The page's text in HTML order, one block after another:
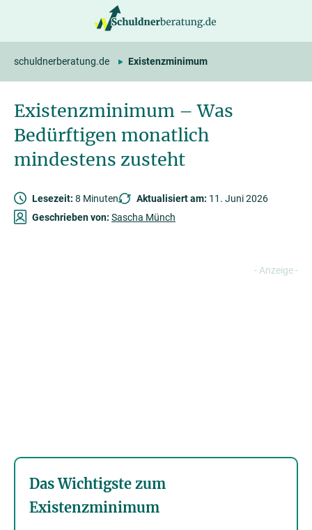
Existenzminimum – Was
Bedürftigen monatlich
mindestens zusteht
schuldnerberatung.de Existenzminimum
Lesezeit: 8 Minuten Aktualisiert am: 11. Juni 2026
Geschrieben von: Sascha Münch
Das Wichtigste zum
Existenzminimum